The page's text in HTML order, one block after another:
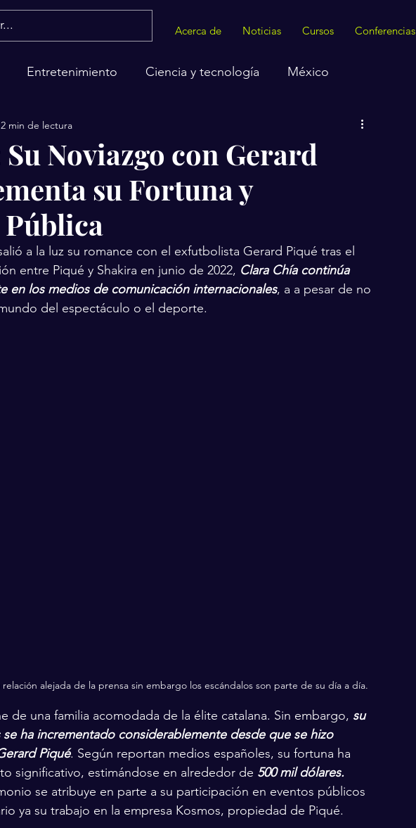
Acerca de Noticias Cursos Conferencias
Entretenimiento Ciencia y tecnología México
Noviazgo con Gerard
su Fortuna y
2 min de lectura
a la luz su romance con el exfutbolista Gerard Piqué tras el
entre Piqué y Shakira en junio de 2022, Clara Chía continúa
en los medios de comunicación internacionales, a a pesar de no
del espectáculo o el deporte.
alejada de la prensa sin embargo los escándalos son parte de su día a día.
de una familia acomodada de la élite catalana. Sin embargo, su
ha incrementado considerablemente desde que se hizo
Piqué. Según reportan medios españoles, su fortuna ha
significativo, estimándose en alrededor de 500 mil dólares.
se atribuye en parte a su participación en eventos públicos
ya su trabajo en la empresa Kosmos, propiedad de Piqué.